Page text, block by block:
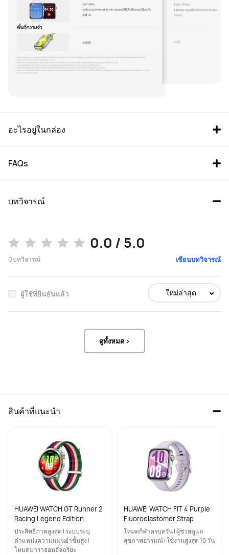
อะไรอยู่ในกล่อง
FAQs
บทวิจารณ์
0.0 / 5.0
0บทวิจารณ์ เขียนบทวิจารณ์
ผู้ใช้ที่ยืนยันแล้ว ใหม่ล่าสุด
ดูทั้งหมด >
สินค้าที่แนะนำ
HUAWEI WATCH GT Runner 2
Racing Legend Edition
ประสิทธิภาพสูงสุด | ระบบระบุ
ตำแหน่งความแม่นยำขั้นสูง |
โหมดมาราธอนอัจฉริยะ
HUAWEI WATCH FIT 4 Purple
Fluoroelastomer Strap
โหมดกีฬาครบครัน | ผู้ช่วยดูแล
สุขภาพอารมณ์ | ใช้งานสูงสุด 10 วัน